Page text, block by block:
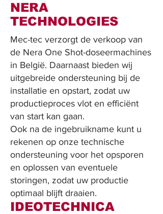
NERA
TECHNOLOGIES
Mec-tec verzorgt de verkoop van
de Nera One Shot-doseermachines
in België. Daarnaast bieden wij
uitgebreide ondersteuning bij de
installatie en opstart, zodat uw
productieproces vlot en efficiënt
van start kan gaan.
Ook na de ingebruikname kunt u
rekenen op onze technische
ondersteuning voor het opsporen
en oplossen van eventuele
storingen, zodat uw productie
optimaal blijft draaien.
IDEOTECHNICA